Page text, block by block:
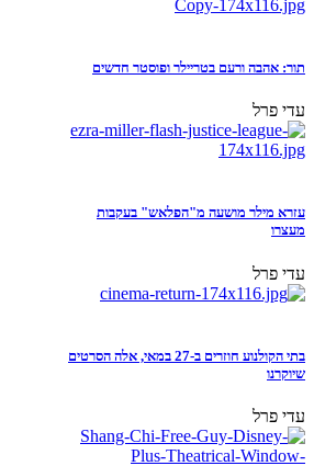
תור: אהבה ורעם בטריילר ופוסטר חדשים
עדי פרל
עזרא מילר מושעה מ"הפלאש" בעקבות
מעצרו
עדי פרל
בתי הקולנוע חוזרים ב-27 במאי, אלה הסרטים
שיוקרנו
עדי פרל